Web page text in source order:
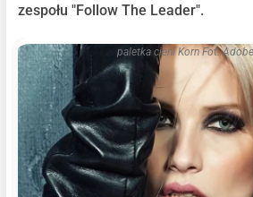
zespołu "Follow The Leader".
paletka cieni Korn Fot.